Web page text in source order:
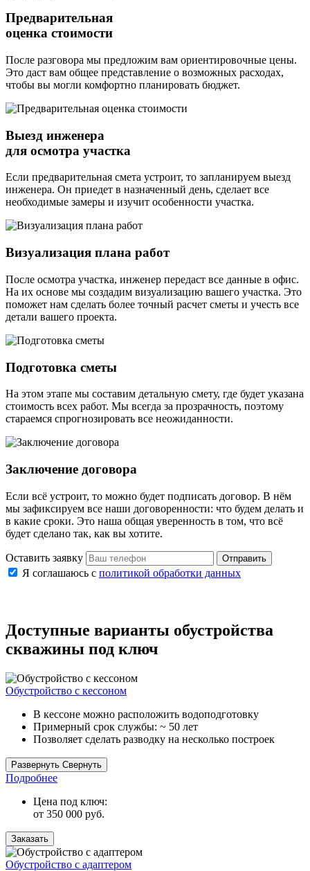
Предварительная
оценка стоимости
После разговора мы предложим вам ориентировочные цены.
Это даст вам общее представление о возможных расходах,
чтобы вы могли комфортно планировать бюджет.
Выезд инженера
для осмотра участка
Если предварительная смета устроит, то запланируем выезд
инженера. Он приедет в назначенный день, сделает все
необходимые замеры и изучит особенности участка.
Визуализация плана работ
После осмотра участка, инженер передаст все данные в офис.
На их основе мы создадим визуализацию вашего участка. Это
поможет нам сделать более точный расчет сметы и учесть все
детали вашего проекта.
Подготовка сметы
На этом этапе мы составим детальную смету, где будет указана
стоимость всех работ. Мы всегда за прозрачность, поэтому
стараемся спрогнозировать все неожиданности.
Заключение договора
Если всё устроит, то можно будет подписать договор. В нём
мы зафиксируем все наши договоренности: что будем делать и
в какие сроки. Это наша общая уверенность в том, что всё
будет сделано так, как вы хотите.
Оставить заявку Отправить
Я соглашаюсь с политикой обработки данных
Доступные варианты обустройства
скважины под ключ
Обустройство с кессоном
В кессоне можно расположить водоподготовку
Примерный срок службы: ~ 50 лет
Позволяет сделать разводку на несколько построек
Кессон защищает оборудование от морозов, грунтовой воды и
давления почвы, что обеспечивает максимально стабильную
работу оборудования.
Развернуть Свернуть
Подробнее
Цена под ключ:
от 350 000 руб.
Заказать
Обустройство с адаптером